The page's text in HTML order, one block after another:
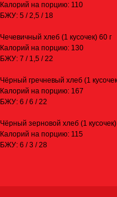
Калорий на порцию: 110
БЖУ: 5 / 2,5 / 18
Чечевичный хлеб (1 кусочек) 60 г
Калорий на порцию: 130
БЖУ: 7 / 1,5 / 22
Чёрный гречневый хлеб (1
Калорий на порцию: 167
БЖУ: 6 / 6 / 22
Чёрный зерновой хлеб (1 кусочек)
Калорий на порцию: 115
БЖУ: 6 / 3 / 28
→Минимальная сумма заказа
→Бесплатно по Москва-Сити
→За МКАД до 5км — 1300 ₽
→За МКАД 5—10км — 1800 ₽
→За МКАД 10—15км — 2300 ₽
ЗАКАЖИ НА САЙТЕ